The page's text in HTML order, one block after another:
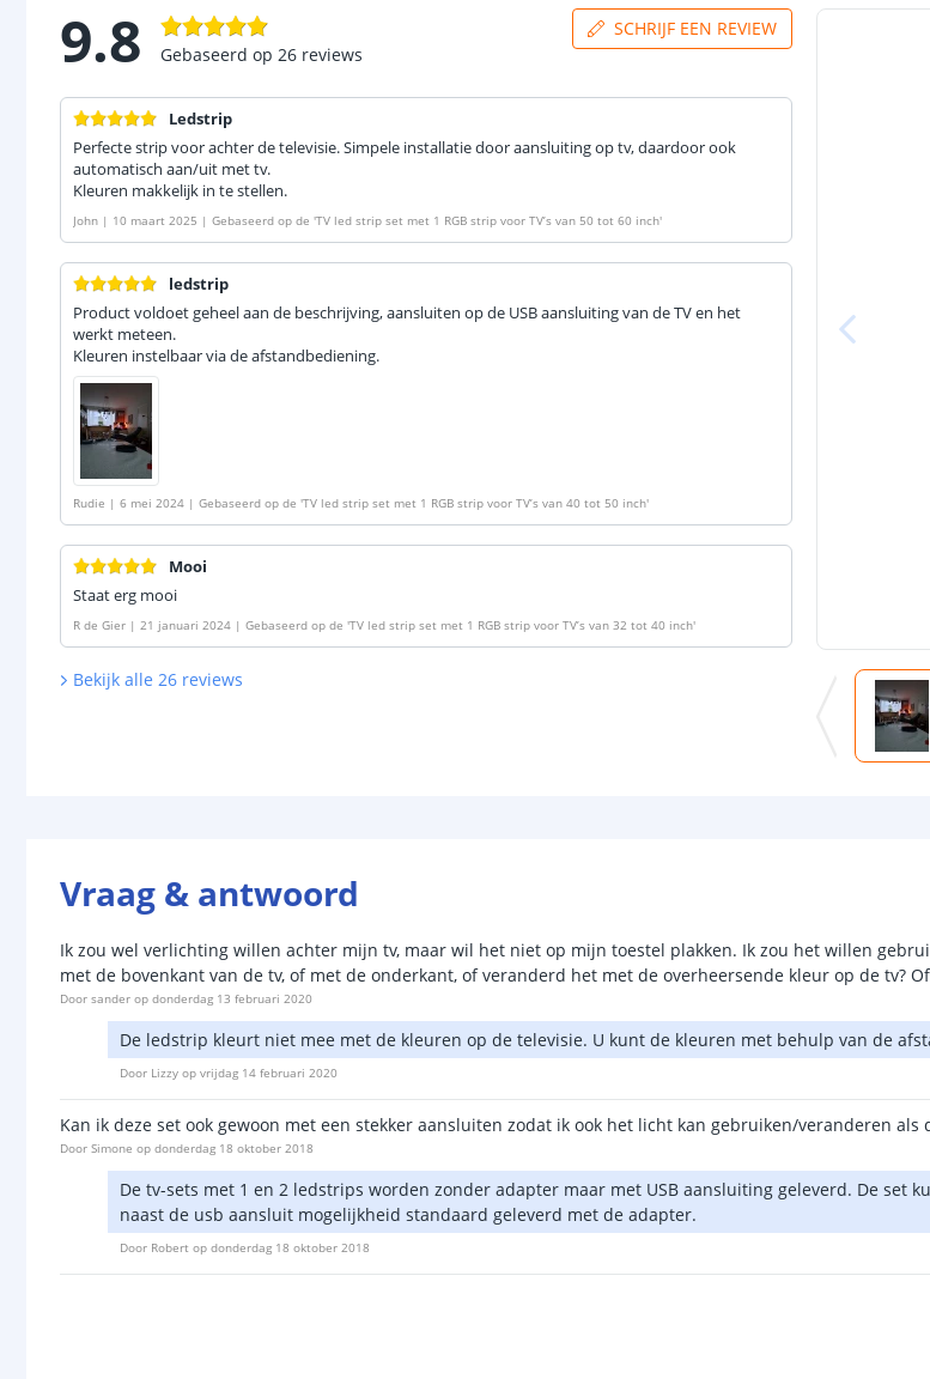
9.8 Gebaseerd op 26 reviews
SCHRIJF EEN REVIEW
Ledstrip
Perfecte strip voor achter de televisie. Simpele installatie door aansluiting op tv, daardoor ook
automatisch aan/uit met tv.
Kleuren makkelijk in te stellen.
John | 10 maart 2025 | Gebaseerd op de 'TV led strip set met 1 RGB strip voor TV’s van 50 tot 60 inch'
ledstrip
Product voldoet geheel aan de beschrijving, aansluiten op de USB aansluiting van de TV en het
werkt meteen.
Kleuren instelbaar via de afstandbediening.
Rudie | 6 mei 2024 | Gebaseerd op de 'TV led strip set met 1 RGB strip voor TV’s van 40 tot 50 inch'
Mooi
Staat erg mooi
R de Gier | 21 januari 2024 | Gebaseerd op de 'TV led strip set met 1 RGB strip voor TV’s van 32 tot 40 inch'
Bekijk alle 26 reviews
Vraag & antwoord
Ik zou wel verlichting willen achter mijn tv, maar wil het niet op mijn toestel plakken. Ik zou het willen
met de bovenkant van de tv, of met de onderkant, of veranderd het met de overheersende kleur op de tv?
Door sander op donderdag 13 februari 2020
De ledstrip kleurt niet mee met de kleuren op de televisie. U kunt de kleuren met behulp van de
Door Lizzy op vrijdag 14 februari 2020
Kan ik deze set ook gewoon met een stekker aansluiten zodat ik ook het licht kan gebruiken/veranderen als
Door Simone op donderdag 18 oktober 2018
De tv-sets met 1 en 2 ledstrips worden zonder adapter maar met USB aansluiting geleverd. De set
naast de usb aansluit mogelijkheid standaard geleverd met de adapter.
Door Robert op donderdag 18 oktober 2018